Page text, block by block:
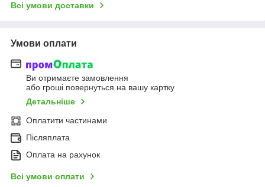
Всі умови доставки
Умови оплати
Ви отримаєте замовлення
або гроші повернуться на вашу картку
Детальніше
Оплатити частинами
Післяплата
Оплата на рахунок
Всі умови оплати